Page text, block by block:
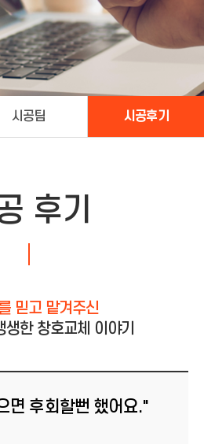
시공팀 시공후기
후기
믿고 맡겨주신
한 창호교체 이야기
면 후회할뻔 했어요."